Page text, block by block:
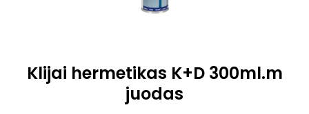
Klijai hermetikas K+D 300ml.m
juodas